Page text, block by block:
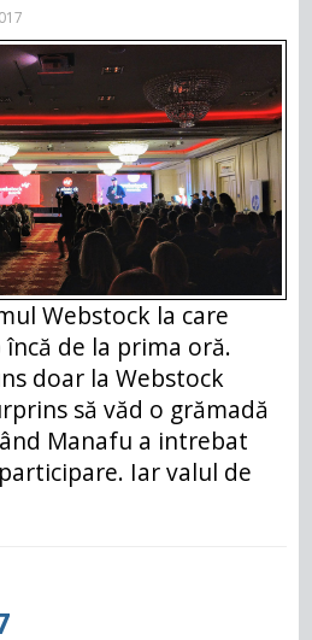
Webstock la care
de la prima oră.
doar la Webstock
să văd o grămadă
Manafu a intrebat
Iar valul de